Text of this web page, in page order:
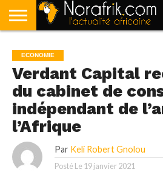
POLITIQUE
SOCIÉTÉ
ECONOMIE
SPORT
LIFESTYLE
ECONOMIE
Verdant Capital
du cabinet de
indépendant de
l’Afrique
Par Keli Robert Gnolou
Posté Le 19 janvier 2021